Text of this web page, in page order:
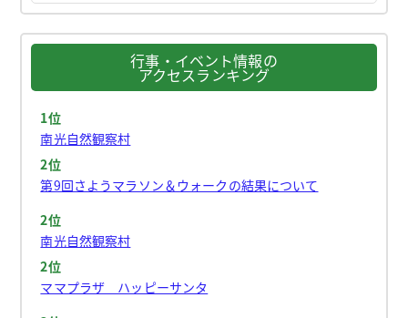
行事・イベント情報の
アクセスランキング
1位
南光自然観察村
2位
第9回さようマラソン＆ウォークの結果について
2位
南光自然観察村
2位
ママプラザ ハッピーサンタ